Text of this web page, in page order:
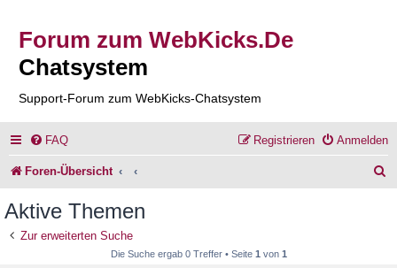
Forum zum WebKicks.De
Chatsystem
Support-Forum zum WebKicks-Chatsystem
FAQ Anmelden
Registrieren
Foren-Übersicht
Aktive Themen
Zur erweiterten Suche
Die Suche ergab 0 Treffer • Seite 1 von 1